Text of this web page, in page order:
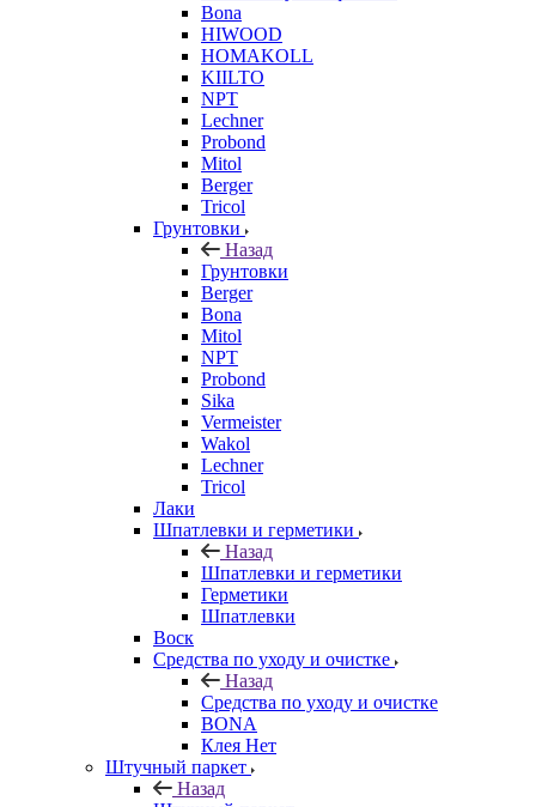
Bona
HIWOOD
HOMAKOLL
KIILTO
NPT
Lechner
Probond
Mitol
Berger
Tricol
Грунтовки
Назад
Грунтовки
Berger
Bona
Mitol
NPT
Probond
Sika
Vermeister
Wakol
Lechner
Tricol
Лаки
Шпатлевки и герметики
Назад
Шпатлевки и герметики
Герметики
Шпатлевки
Воск
Средства по уходу и очистке
Назад
Средства по уходу и очистке
BONA
Клея Нет
Штучный паркет
Назад